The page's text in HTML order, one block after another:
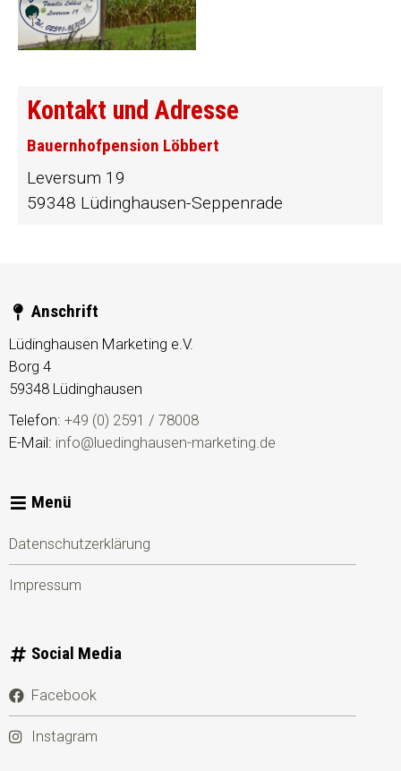
Kontakt und Adresse
Bauernhofpension Löbbert
Leversum 19
59348 Lüdinghausen-Seppenrade
Anschrift
Lüdinghausen Marketing e.V.
Borg 4
59348 Lüdinghausen
Telefon: +49 (0) 2591 / 78008
E-Mail: info@luedinghausen-marketing.de
Menü
Datenschutzerklärung
Impressum
Social Media
Facebook
Instagram